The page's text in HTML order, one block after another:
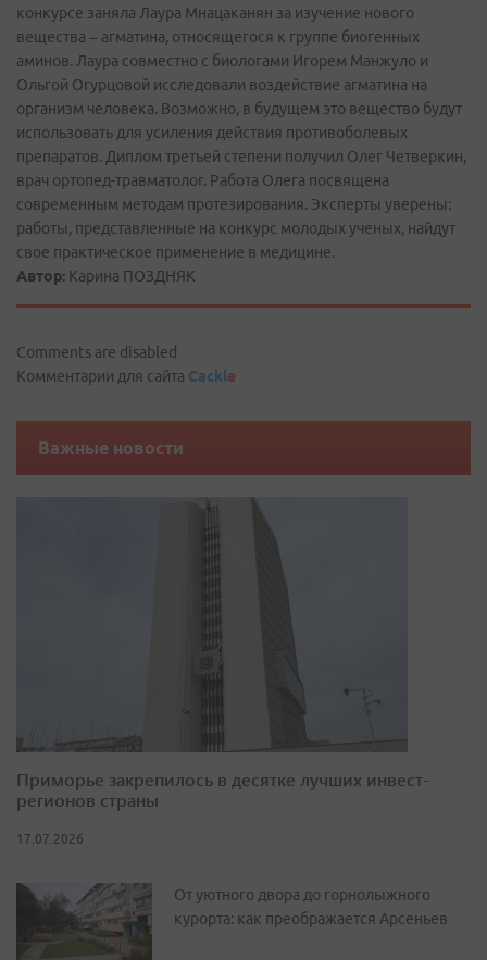
конкурсе заняла Лаура Мнацаканян за изучение нового
вещества – агматина, относящегося к группе биогенных
аминов. Лаура совместно с биологами Игорем Манжуло и
Ольгой Огурцовой исследовали воздействие агматина на
организм человека. Возможно, в будущем это вещество будут
использовать для усиления действия противоболевых
препаратов. Диплом третьей степени получил Олег Четверкин,
врач ортопед-травматолог. Работа Олега посвящена
современным методам протезирования. Эксперты уверены:
работы, представленные на конкурс молодых ученых, найдут
свое практическое применение в медицине.
Автор: Карина ПОЗДНЯК
Comments are disabled
Комментарии для сайта Cackle
Важные новости
Приморье закрепилось в десятке лучших инвест-
регионов страны
17.07.2026
От уютного двора до горнолыжного
курорта: как преображается Арсеньев